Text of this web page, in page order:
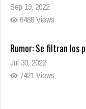
Sep 19, 2022
6488 Views
Rumor: Se filtran los
Jul 30, 2022
7421 Views